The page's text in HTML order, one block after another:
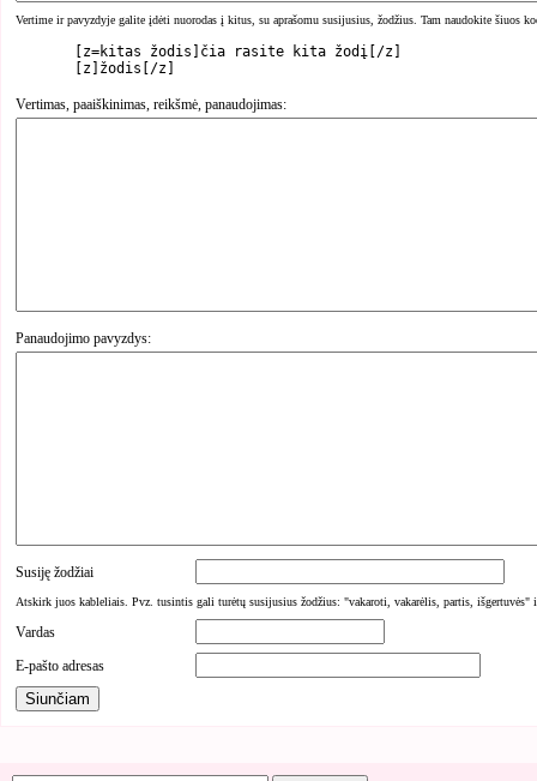
Vertime ir pavyzdyje galite įdėti nuorodas į kitus, su aprašomu susijusius, žodžius. Tam naudokite šiuos
Vertimas, paaiškinimas, reikšmė, panaudojimas:
Panaudojimo pavyzdys:
Susiję žodžiai
Atskirk juos kableliais. Pvz. tusintis gali turėtų susijusius žodžius: "vakaroti, vakarėlis, partis, išgertuvės"
Vardas
E-pašto adresas